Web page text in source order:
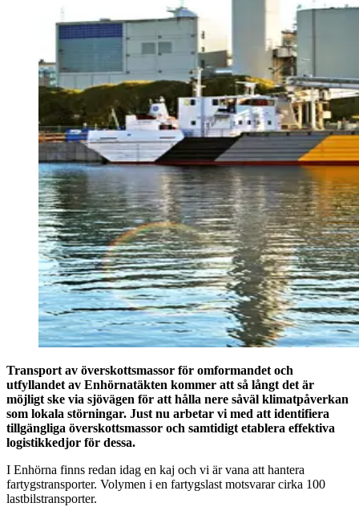
Transport av överskottsmassor för omformandet och
utfyllandet av Enhörnatäkten kommer att så långt det är
möjligt ske via sjövägen för att hålla nere såväl klimatpåverkan
som lokala störningar. Just nu arbetar vi med att identifiera
tillgängliga överskottsmassor och samtidigt etablera effektiva
logistikkedjor för dessa.
I Enhörna finns redan idag en kaj och vi är vana att hantera
fartygstransporter. Volymen i en fartygslast motsvarar cirka 100
lastbilstransporter.